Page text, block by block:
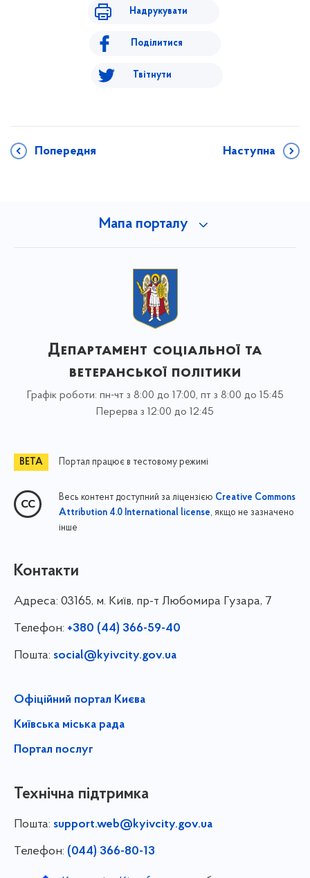
Надрукувати
Поділитися
Твітнути
Попередня Наступна
Мапа порталу
Департамент соціальної та
ветеранської політики
Графік роботи: пн-чт з 8:00 до 17:00, пт з 8:00 до 15:45
Перерва з 12:00 до 12:45
Портал працює в тестовому режимі
Весь контент доступний за ліцензією Creative Commons
Attribution 4.0 International license, якщо не зазначено
інше
Контакти
Адреса: 03165, м. Київ, пр-т Любомира Гузара, 7
Телефон: +380 (44) 366-59-40
Пошта: social@kyivcity.gov.ua
Офіційний портал Києва
Київська міська рада
Портал послуг
Технічна підтримка
Пошта: support.web@kyivcity.gov.ua
Телефон: (044) 366-80-13